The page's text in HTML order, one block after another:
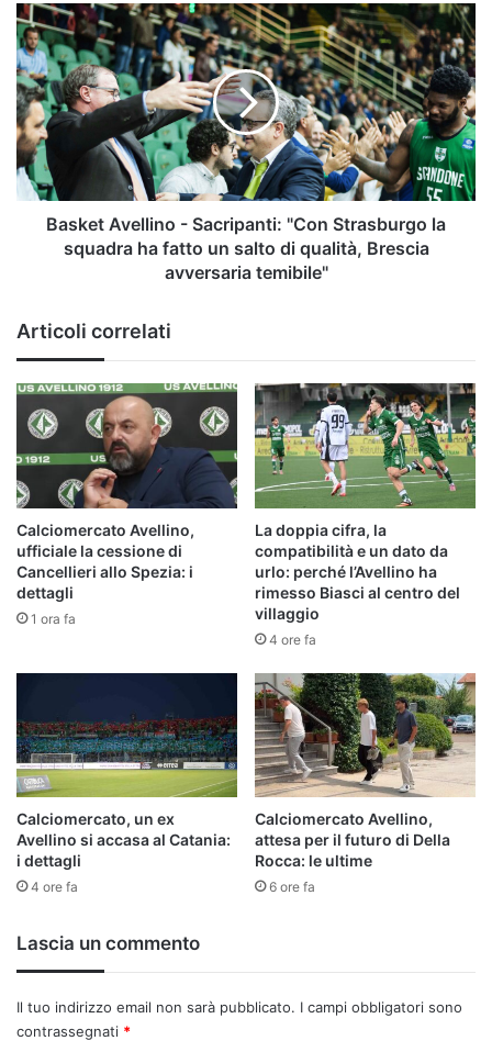
E'
come
il
carbone
che
arde
sotto
la
cenere"
Basket
Avellino
-
Sacripanti:
"Con
Strasburgo
la
squadra
ha
fatto
Brescia
avversaria
temibile"
Basket Avellino - Sacripanti: "Con Strasburgo la
squadra ha fatto un salto di qualità, Brescia
avversaria temibile"
Articoli correlati
Calciomercato Avellino,
ufficiale la cessione di
Cancellieri allo Spezia: i
dettagli
1 ora fa
La doppia cifra, la
compatibilità e un dato da
urlo: perché l’Avellino ha
rimesso Biasci al centro del
villaggio
4 ore fa
Calciomercato, un ex
Avellino si accasa al Catania:
i dettagli
4 ore fa
Calciomercato Avellino,
attesa per il futuro di Della
Rocca: le ultime
6 ore fa
Lascia un commento
Il tuo indirizzo email non sarà pubblicato. I campi obbligatori sono
contrassegnati *